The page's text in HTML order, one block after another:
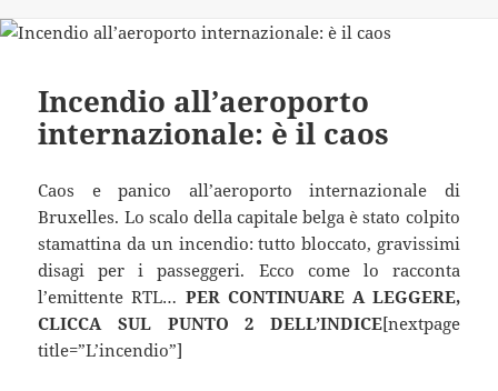
Incendio all’aeroporto
internazionale: è il caos
Caos e panico all’aeroporto internazionale di
Bruxelles. Lo scalo della capitale belga è stato colpito
stamattina da un incendio: tutto bloccato, gravissimi
disagi per i passeggeri. Ecco come lo racconta
l’emittente RTL… PER CONTINUARE A LEGGERE,
CLICCA SUL PUNTO 2 DELL’INDICE[nextpage
title=”L’incendio”]